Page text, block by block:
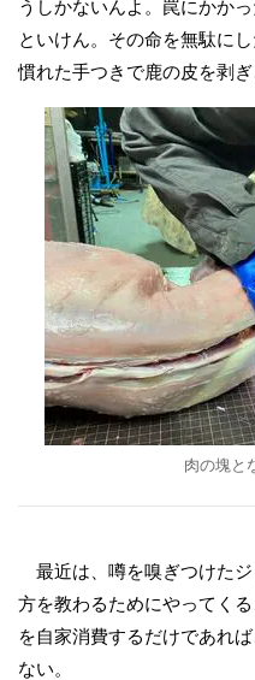
うしかないんよ。罠にかか
といけん。その命を無駄に
慣れた手つきで鹿の皮を剥ぎ
肉の塊と
最近は、噂を嗅ぎつけた
方を教わるためにやってく
を自家消費するだけであれ
ない。